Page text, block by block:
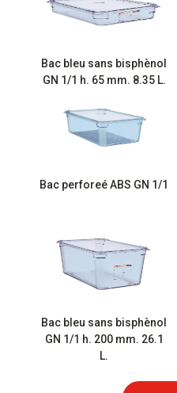
Bac bleu sans bisphènol
GN 1/1 h. 65 mm. 8.35 L.
Bac perforeé ABS GN 1/1
Bac bleu sans bisphènol
GN 1/1 h. 200 mm. 26.1
L.